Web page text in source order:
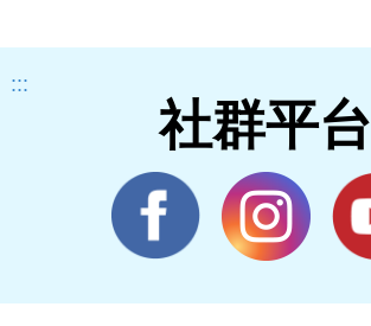
:::
社群平台